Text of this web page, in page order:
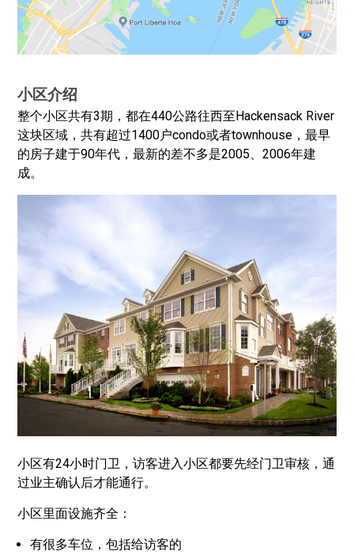
小区介绍
整个小区共有3期，都在440公路往西至Hackensack River
这块区域，共有超过1400户condo或者townhouse，最早
的房子建于90年代，最新的差不多是2005、2006年建
成。
小区有24小时门卫，访客进入小区都要先经门卫审核，通
过业主确认后才能通行。
小区里面设施齐全：
有很多车位，包括给访客的